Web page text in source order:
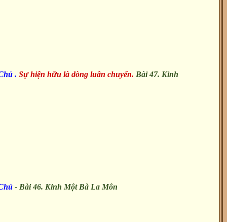
. Sự hiện hữu là dòng luân chuyển. Bài 47. Kinh
- Bài 46. Kinh Một Bà La Môn